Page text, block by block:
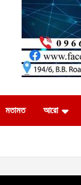
মতামত আরো